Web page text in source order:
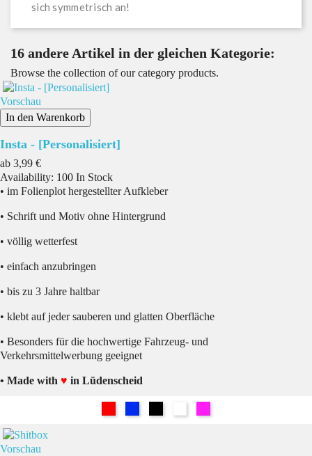
sich symmetrisch an!
16 andere Artikel in der gleichen Kategorie:
Browse the collection of our category products.
Vorschau
In den Warenkorb
Insta - [Personalisiert]
ab Preis
3,99 €
Availability: 100 In Stock
• im Folienplot hergestellter Aufkleber
• Schrift und Motiv ohne Hintergrund
• völlig wetterfest
• einfach anzubringen
• bis zu 3 Jahre haltbar
• klebt auf jeder sauberen und glatten Oberfläche
• Besonders für die hochwertige Fahrzeug- und
Verkehrsmittelwerbung geeignet
• Made with ♥ in Lüdenscheid
Vorschau